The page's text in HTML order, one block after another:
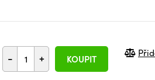
- + KOUPIT